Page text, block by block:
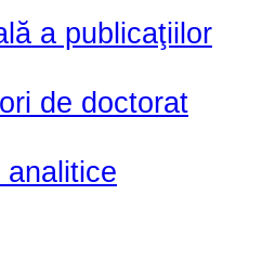
a publicaţiilor
de doctorat
analitice